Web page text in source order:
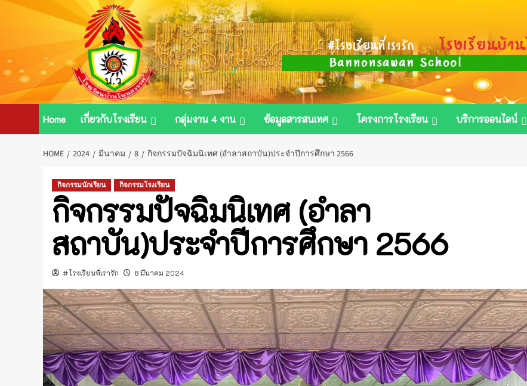
Skip
Home เกี่ยวกับโรงเรียน กลุ่มงาน 4 งาน ข้อมูลสารสนเทศ โครงการโรงเรียน บริการออนไลน์
HOME 2024 มีนาคม 8 กิจกรรมปัจฉิมนิเทศ (อำลาสถาบัน)ประจำปีการศึกษา 2566
กิจกรรมนักเรียน กิจกรรมโรงเรียน
กิจกรรมปัจฉิมนิเทศ (อำลา
สถาบัน)ประจำปีการศึกษา 2566
#โรงเรียนที่เรารัก 8 มีนาคม 2024